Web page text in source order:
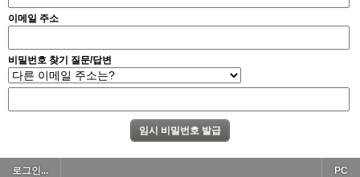
이메일 주소
비밀번호 찾기 질문/답변
로그인... PC